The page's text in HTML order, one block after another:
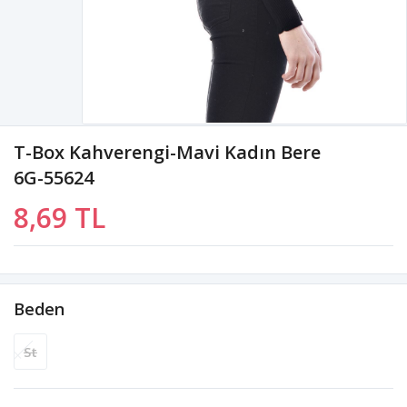
T-Box Kahverengi-Mavi Kadın Bere
6G-55624
8,69 TL
Beden
St